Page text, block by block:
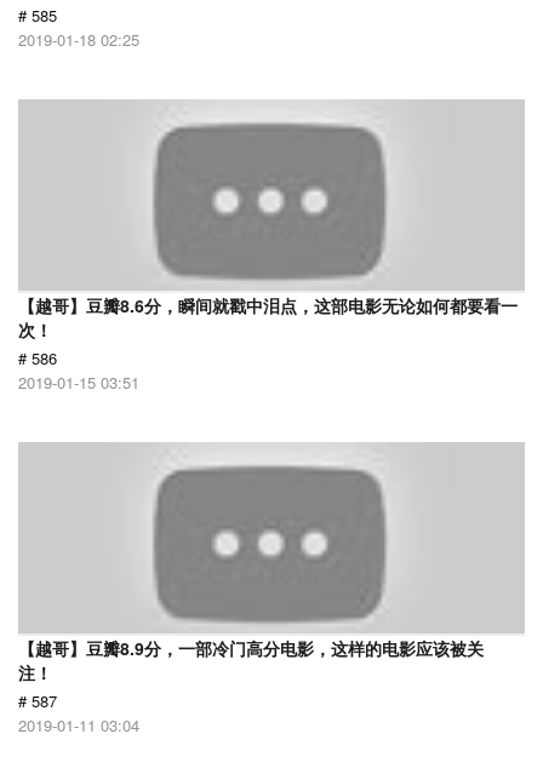
# 585
2019-01-18 02:25
【越哥】豆瓣8.6分，瞬间就戳中泪点，这部电影无论如何都要看一
次！
# 586
2019-01-15 03:51
【越哥】豆瓣8.9分，一部冷门高分电影，这样的电影应该被关
注！
# 587
2019-01-11 03:04